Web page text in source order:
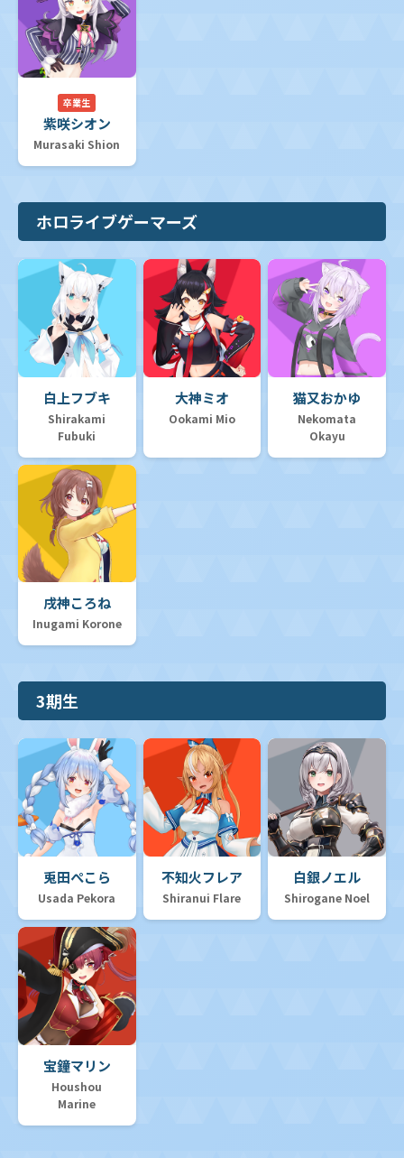
卒業生
紫咲シオン
Murasaki Shion
ホロライブゲーマーズ
白上フブキ
Shirakami
Fubuki
大神ミオ
Ookami Mio
猫又おかゆ
Nekomata
Okayu
戌神ころね
Inugami Korone
3期生
兎田ぺこら
Usada Pekora
不知火フレア
Shiranui Flare
白銀ノエル
Shirogane Noel
宝鐘マリン
Houshou
Marine